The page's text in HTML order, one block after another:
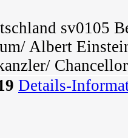
sv0105
Albert
Chancellor
Details-